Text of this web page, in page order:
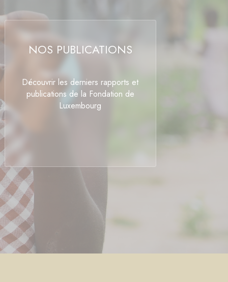
NOS PUBLICATIONS
Découvrir les derniers rapports et
publications de la Fondation de
Luxembourg